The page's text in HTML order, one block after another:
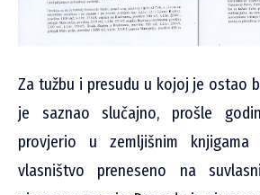
Za tužbu i presudu u kojoj je ostao
je saznao slučajno, prošle
provjerio u zemljišnim
vlasništvo preneseno na